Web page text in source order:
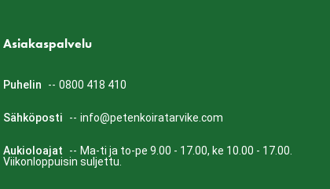
Asiakaspalvelu
Puhelin -- 0800 418 410
Sähköposti -- info@petenkoiratarvike.com
Aukioloajat -- Ma-ti ja to-pe 9.00 - 17.00, ke 10.00 - 17.00.
Viikonloppuisin suljettu.